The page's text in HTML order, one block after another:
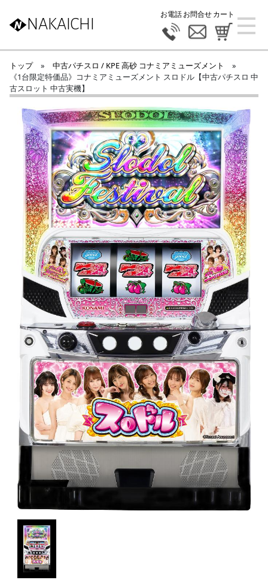
NAKAICHI
お電話お問合せカート
トップ » 中古パチスロ / KPE 高砂 コナミアミューズメント
»
《1台限定特価品》コナミアミューズメント スロドル【中古パチスロ 中
古スロット 中古実機】